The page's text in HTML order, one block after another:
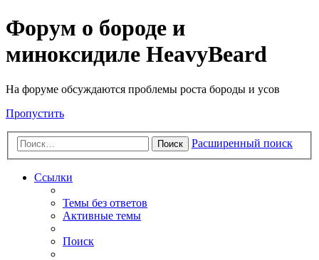
Форум о бороде и
миноксидиле HeavyBeard
На форуме обсуждаются проблемы роста бороды и усов
Пропустить
Поиск Расширенный поиск
Ссылки
Темы без ответов
Активные темы
Поиск